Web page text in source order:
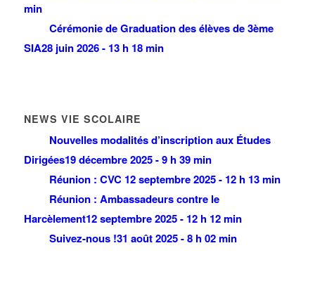
min
Cérémonie de Graduation des élèves de 3ème
SIA28 juin 2026 - 13 h 18 min
NEWS VIE SCOLAIRE
Nouvelles modalités d’inscription aux Études
Dirigées19 décembre 2025 - 9 h 39 min
Réunion : CVC 12 septembre 2025 - 12 h 13 min
Réunion : Ambassadeurs contre le
Harcèlement12 septembre 2025 - 12 h 12 min
Suivez-nous !31 août 2025 - 8 h 02 min